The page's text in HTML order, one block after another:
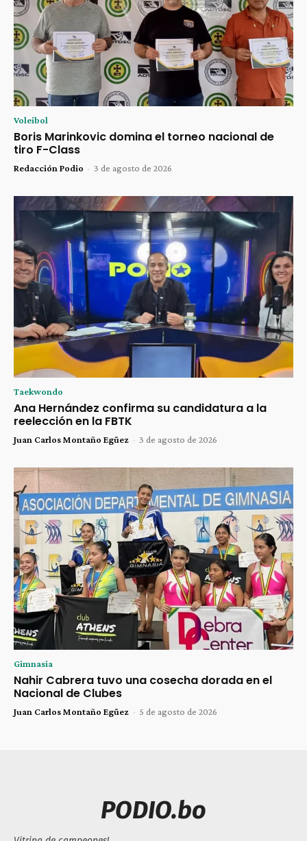
Voleibol
Boris Marinkovic domina el torneo nacional de
tiro F-Class
Redacción Podio - 3 de agosto de 2026
Taekwondo
Ana Hernández confirma su candidatura a la
reelección en la FBTK
Juan Carlos Montaño Egüez - 3 de agosto de 2026
Gimnasia
Nahir Cabrera tuvo una cosecha dorada en el
Nacional de Clubes
Juan Carlos Montaño Egüez - 5 de agosto de 2026
PODIO.bo